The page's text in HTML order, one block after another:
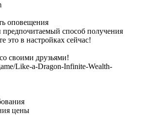
оповещения
способ получения
это в настройках сейчас!
своими друзьями!
Like-a-Dragon-Infinite-Wealth-
цены